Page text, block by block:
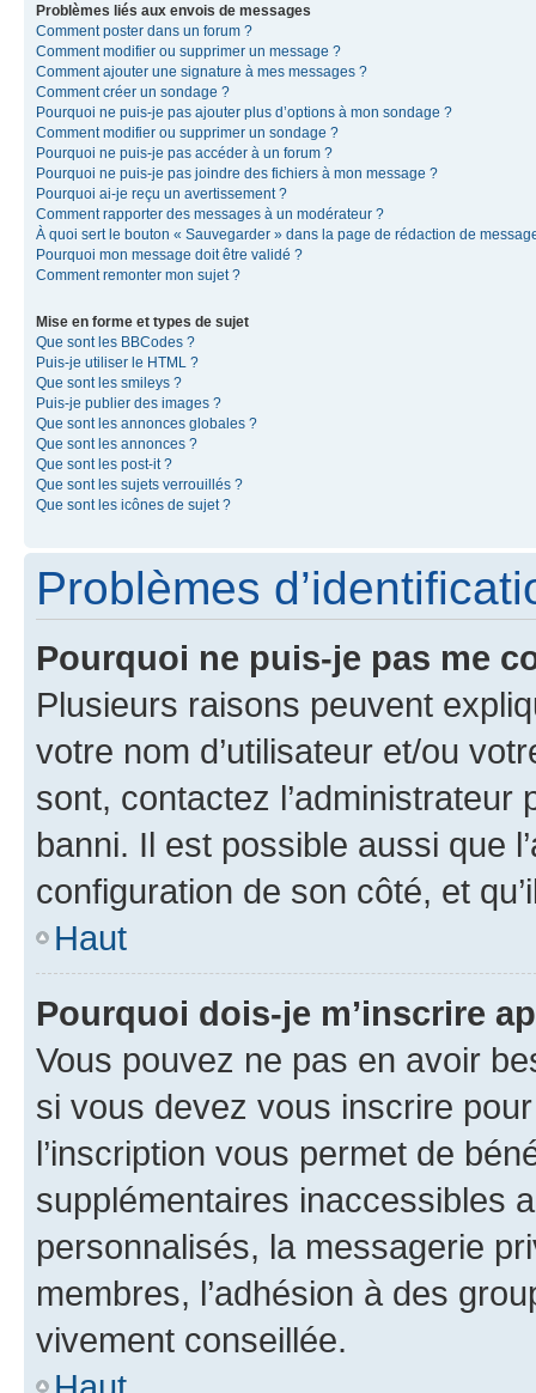
Problèmes liés aux envois de messages
Comment poster dans un forum ?
Comment modifier ou supprimer un message ?
Comment ajouter une signature à mes messages ?
Comment créer un sondage ?
Pourquoi ne puis-je pas ajouter plus d’options à mon sondage ?
Comment modifier ou supprimer un sondage ?
Pourquoi ne puis-je pas accéder à un forum ?
Pourquoi ne puis-je pas joindre des fichiers à mon message ?
Pourquoi ai-je reçu un avertissement ?
Comment rapporter des messages à un modérateur ?
À quoi sert le bouton « Sauvegarder » dans la page de rédaction de
Pourquoi mon message doit être validé ?
Comment remonter mon sujet ?
Mise en forme et types de sujet
Que sont les BBCodes ?
Puis-je utiliser le HTML ?
Que sont les smileys ?
Puis-je publier des images ?
Que sont les annonces globales ?
Que sont les annonces ?
Que sont les post-it ?
Que sont les sujets verrouillés ?
Que sont les icônes de sujet ?
Problèmes
Pourquoi ne puis-je pas me
Plusieurs raisons peuvent
votre nom d’utilisateur et/ou
sont, contactez l’administrateur
banni. Il est possible aussi que
configuration de son côté, et
Haut
Pourquoi dois-je m’inscrire
Vous pouvez ne pas en avoir
si vous devez vous inscrire
l’inscription vous permet de
supplémentaires inaccessibles
personnalisés, la messagerie
membres, l’adhésion à des
vivement conseillée.